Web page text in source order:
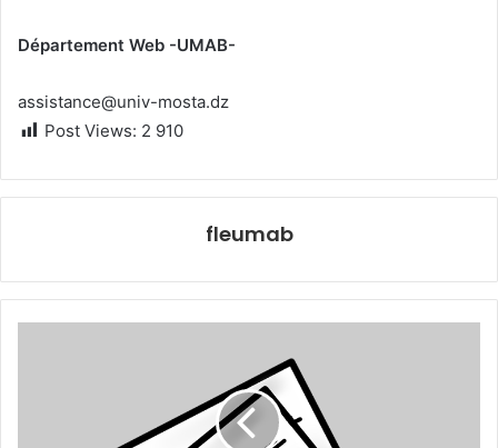
Département Web -UMAB-
assistance@univ-mosta.dz
Post Views: 2 910
fleumab